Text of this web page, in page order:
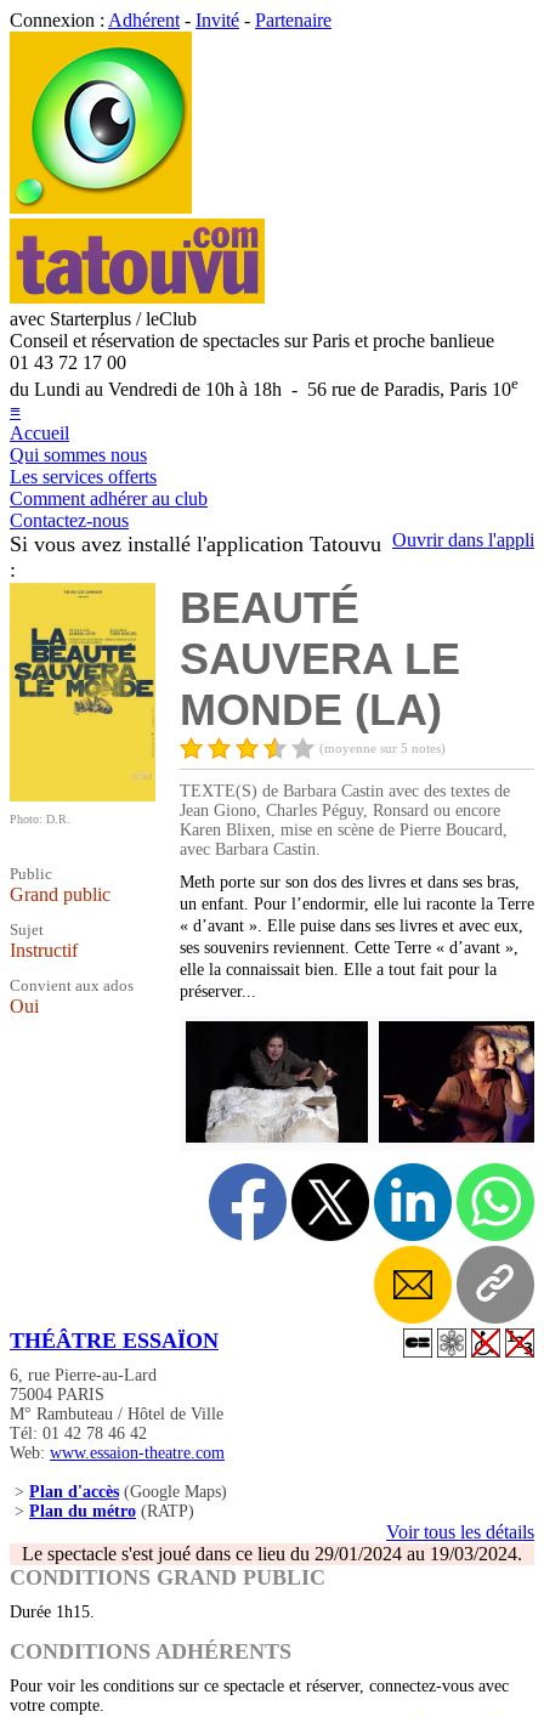
Connexion : Adhérent - Invité - Partenaire
avec Starterplus / leClub
Conseil et réservation de spectacles sur Paris et proche banlieue
01 43 72 17 00
du Lundi au Vendredi de 10h à 18h - 56 rue de Paradis, Paris 10e
≡
Accueil
Qui sommes nous
Les services offerts
Comment adhérer au club
Contactez-nous
Ouvrir dans l'appli
Si vous avez installé l'application Tatouvu
:
Photo: D.R.
Public
Grand public
Sujet
Instructif
Convient aux ados
Oui
BEAUTÉ
SAUVERA LE
MONDE (LA)
(moyenne sur 5 notes)
TEXTE(S) de Barbara Castin avec des textes de
Jean Giono, Charles Péguy, Ronsard ou encore
Karen Blixen, mise en scène de Pierre Boucard,
avec Barbara Castin.
Meth porte sur son dos des livres et dans ses bras,
un enfant. Pour l’endormir, elle lui raconte la Terre
« d’avant ». Elle puise dans ses livres et avec eux,
ses souvenirs reviennent. Cette Terre « d’avant »,
elle la connaissait bien. Elle a tout fait pour la
préserver...
THÉÂTRE ESSAÏON
6, rue Pierre-au-Lard
75004 PARIS
M° Rambuteau / Hôtel de Ville
Tél: 01 42 78 46 42
Web: www.essaion-theatre.com
> Plan d'accès (Google Maps)
> Plan du métro (RATP)
Voir tous les détails
Le spectacle s'est joué dans ce lieu du 29/01/2024 au 19/03/2024.
CONDITIONS GRAND PUBLIC
Durée 1h15.
CONDITIONS ADHÉRENTS
Pour voir les conditions sur ce spectacle et réserver, connectez-vous avec
votre compte.